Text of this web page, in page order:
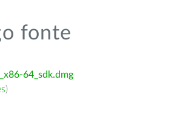
fonte
64_sdk.dmg
)